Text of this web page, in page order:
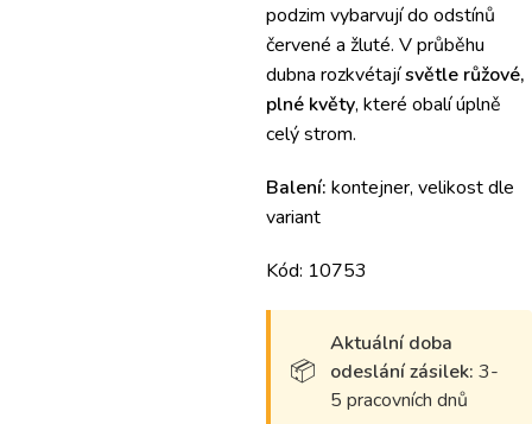
podzim vybarvují do odstínů
červené a žluté. V průběhu
dubna rozkvétajísvětle růžové,
plné květy, které obalí úplně
celý strom.
Balení: kontejner, velikost dle
variant
Kód: 10753
Aktuální doba
odeslání zásilek: 3-
5 pracovních dnů